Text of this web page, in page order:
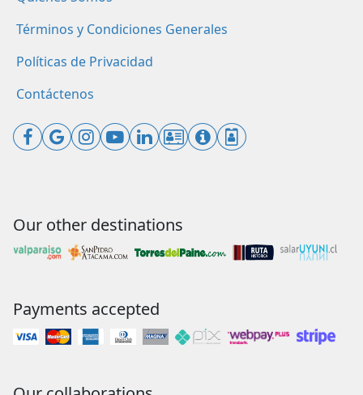
Términos y Condiciones Generales
Políticas de Privacidad
Contáctenos
Our other destinations
Payments accepted